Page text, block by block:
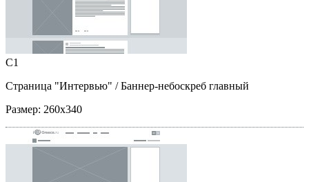
C1
Страница "Интервью" / Баннер-небоскреб главный
Размер: 260x340